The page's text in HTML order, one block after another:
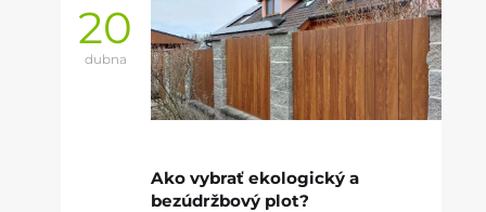
20
dubna
Ako vybrať ekologický a
bezúdržbový plot?